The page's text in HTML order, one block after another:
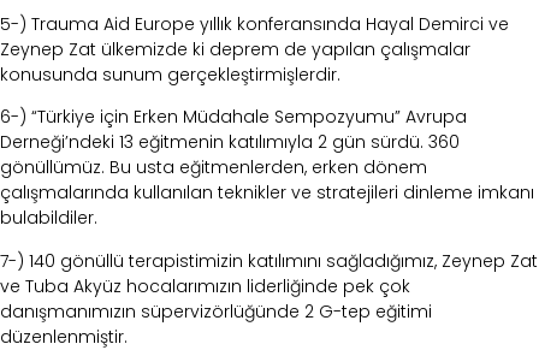
5-) Trauma Aid Europe yıllık konferansında Hayal Demirci ve
Zeynep Zat ülkemizde ki deprem de yapılan çalışmalar
konusunda sunum gerçekleştirmişlerdir.
6-) “Türkiye için Erken Müdahale Sempozyumu” Avrupa
Derneği’ndeki 13 eğitmenin katılımıyla 2 gün sürdü. 360
gönüllümüz. Bu usta eğitmenlerden, erken dönem
çalışmalarında kullanılan teknikler ve stratejileri dinleme imkanı
bulabildiler.
7-) 140 gönüllü terapistimizin katılımını sağladığımız, Zeynep Zat
ve Tuba Akyüz hocalarımızın liderliğinde pek çok
danışmanımızın süpervizörlüğünde 2 G-tep eğitimi
düzenlenmiştir.